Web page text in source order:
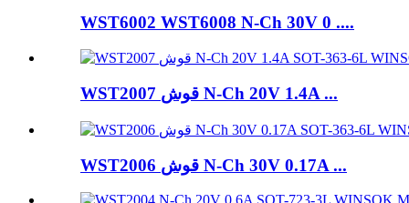
WST6002 WST6008 N-Ch 30V 0 ....
WST2007 قوش N-Ch 20V 1.4A ...
WST2006 قوش N-Ch 30V 0.17A ...